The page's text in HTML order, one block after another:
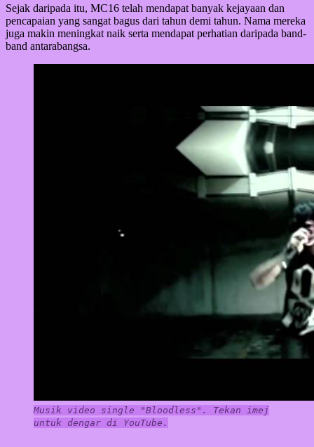
Sejak daripada itu, MC16 telah mendapat banyak kejayaan dan
pencapaian yang sangat bagus dari tahun demi tahun. Nama mereka
juga makin meningkat naik serta mendapat perhatian daripada band-
band antarabangsa.
Musik video single "Bloodless". Tekan imej
untuk dengar di YouTube.